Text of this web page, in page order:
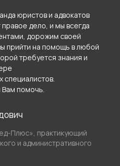
юристов и адвокатов
дело, и мы всегда
дорожим своей
прийти на помощь в любой
требуется знания и
специалистов.
помочь.
Плюс», практикующий
и административного